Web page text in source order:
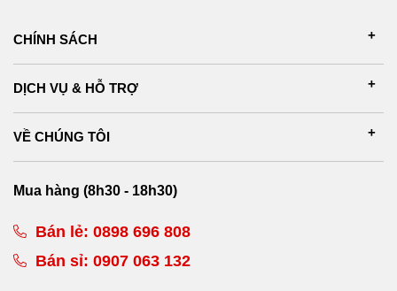
CHÍNH SÁCH
DỊCH VỤ & HỖ TRỢ
VỀ CHÚNG TÔI
Mua hàng (8h30 - 18h30)
Bán lẻ: 0898 696 808
Bán sỉ: 0907 063 132